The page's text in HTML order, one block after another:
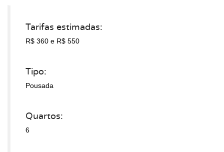
Tarifas estimadas:
R$ 360 e R$ 550
Tipo:
Pousada
Quartos:
6